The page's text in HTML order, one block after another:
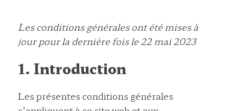
Les conditions générales ont été mises à
jour pour la dernière fois le 22 mai 2023
1. Introduction
Les présentes conditions générales